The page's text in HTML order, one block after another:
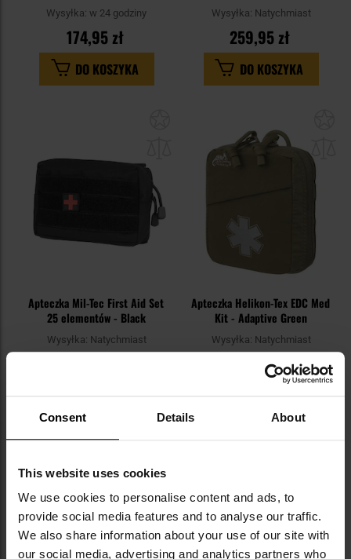
Consent Details About
This website uses cookies
We use cookies to personalise content and ads, to
provide social media features and to analyse our traffic.
We also share information about your use of our site with
our social media, advertising and analytics partners who
Wysyłka: w 24 godziny
174,95 zł
DO KOSZYKA
Wysyłka: Natychmiast
259,95 zł
DO KOSZYKA
schowka
Apteczka Mil-Tec First Aid Set
25 elementów - Black
Wysyłka: Natychmiast
producenta119,99 zł
Apteczka Helikon-Tex EDC Med
Kit - Adaptive Green
Wysyłka: Natychmiast
69,95 zł
do
schowka